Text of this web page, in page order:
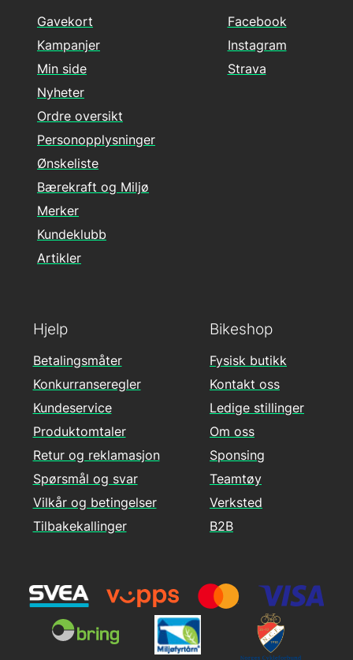
Facebook
Instagram
Strava
Hjelp
Betalingsmåter
Konkurranseregler
Kundeservice
Produktomtaler
Retur og reklamasjon
Spørsmål og svar
Vilkår og betingelser
Tilbakekallinger
Gavekort
Kampanjer
Min side
Nyheter
Ordre oversikt
Personopplysninger
Ønskeliste
Bærekraft og Miljø
Merker
Kundeklubb
Artikler
Bikeshop
Fysisk butikk
Kontakt oss
Ledige stillinger
Om oss
Sponsing
Teamtøy
Verksted
B2B